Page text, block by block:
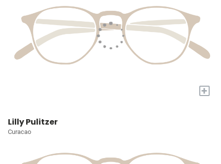
+
Lilly Pulitzer
Curacao